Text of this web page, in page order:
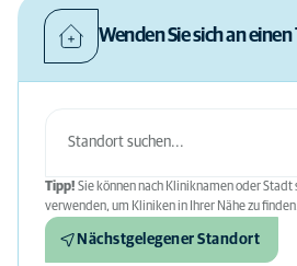
Wenden Sie sich an
Tipp! Sie können nach Kliniknamen oder Stadt
verwenden, um Kliniken in Ihrer Nähe zu finden.
Nächstgelegener Standort